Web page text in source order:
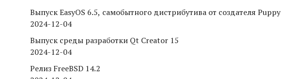
Выпуск EasyOS 6.5, самобытного дистрибутива от создателя
2024-12-04
Выпуск среды разработки Qt Creator 15
2024-12-04
Релиз FreeBSD 14.2